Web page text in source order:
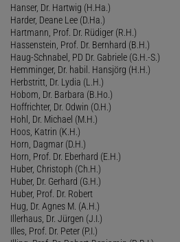
Hanser, Dr. Hartwig (H.Ha.)
Harder, Deane Lee (D.Ha.)
Hartmann, Prof. Dr. Rüdiger (R.H.)
Hassenstein, Prof. Dr. Bernhard (B.H.)
Haug-Schnabel, PD Dr. Gabriele (G.H.-S.)
Hemminger, Dr. habil. Hansjörg (H.H.)
Herbstritt, Dr. Lydia (L.H.)
Hobom, Dr. Barbara (B.Ho.)
Hoffrichter, Dr. Odwin (O.H.)
Hohl, Dr. Michael (M.H.)
Hoos, Katrin (K.H.)
Horn, Dagmar (D.H.)
Horn, Prof. Dr. Eberhard (E.H.)
Huber, Christoph (Ch.H.)
Huber, Dr. Gerhard (G.H.)
Huber, Prof. Dr. Robert
Hug, Dr. Agnes M. (A.H.)
Illerhaus, Dr. Jürgen (J.I.)
Illes, Prof. Dr. Peter (P.I.)